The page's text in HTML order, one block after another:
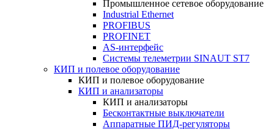
Промышленное сетевое оборудование
Industrial Ethernet
PROFIBUS
PROFINET
AS-интерфейс
Системы телеметрии SINAUT ST7
КИП и полевое оборудование
КИП и полевое оборудование
КИП и анализаторы
КИП и анализаторы
Бесконтактные выключатели
Аппаратные ПИД-регуляторы